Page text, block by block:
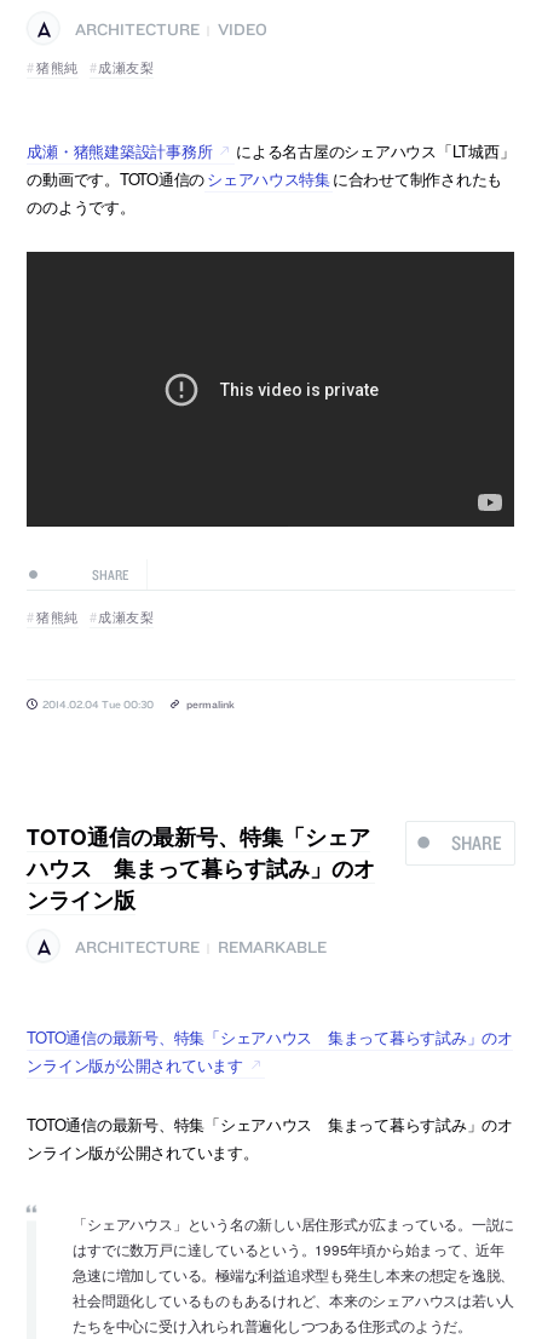
ARCHITECTURE
VIDEO
猪熊純
成瀬友梨
成瀬・猪熊建築設計事務所
による名古屋のシェアハウス「LT城西」
の動画です。TOTO通信のシェアハウス特集に合わせて制作されたも
ののようです。
SHARE
猪熊純 成瀬友梨
2014.02.04 Tue 00:30 permalink
SHARE
TOTO通信の最新号、特集「シェア
ハウス 集まって暮らす試み」のオ
ンライン版
ARCHITECTURE REMARKABLE
TOTO通信の最新号、特集「シェアハウス 集まって暮らす試み」のオ
ンライン版が公開されています
TOTO通信の最新号、特集「シェアハウス 集まって暮らす試み」のオ
ンライン版が公開されています。
「シェアハウス」という名の新しい居住形式が広まっている。一説に
はすでに数万戸に達しているという。1995年頃から始まって、近年
急速に増加している。極端な利益追求型も発生し本来の想定を逸脱、
社会問題化しているものもあるけれど、本来のシェアハウスは若い人
たちを中心に受け入れられ普遍化しつつある住形式のようだ。